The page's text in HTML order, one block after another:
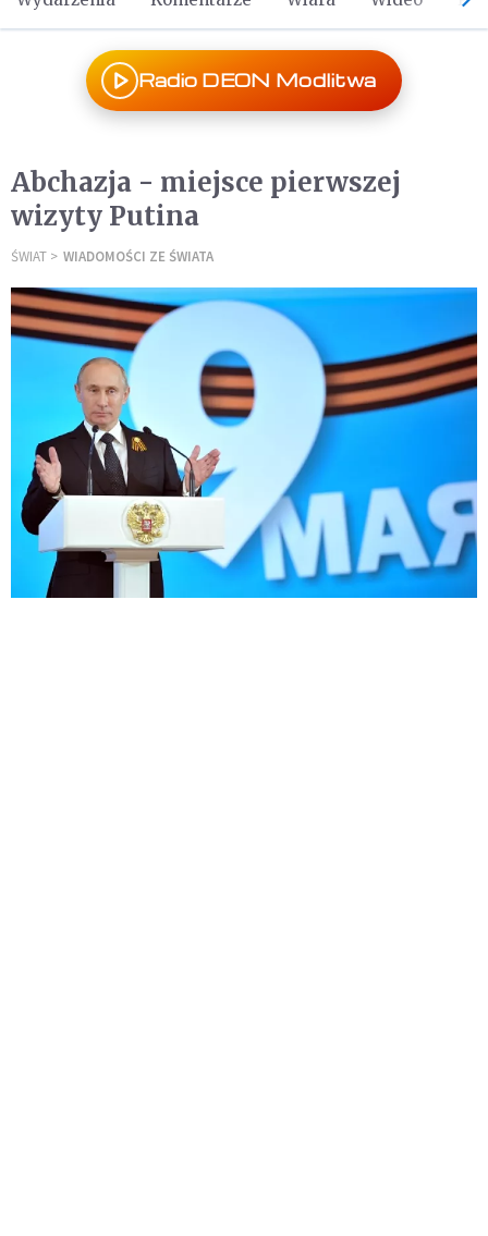
Radio DEON Modlitwa
Abchazja - miejsce pierwszej
wizyty Putina
ŚWIAT WIADOMOŚCI ZE ŚWIATA